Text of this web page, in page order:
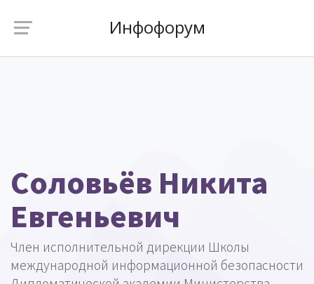
Инфофорум
Соловьёв Никита
Евгеньевич
Член исполнительной дирекции Школы
международной информационной безопасности